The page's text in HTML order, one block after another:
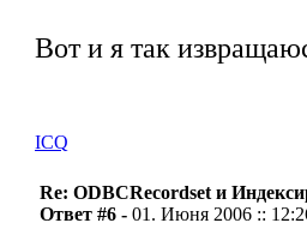
Вот и я так
ICQ
Re: ODBCRecordset и
Ответ #6 - 01. Июня 2006 ::